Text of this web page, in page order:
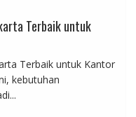
Terbaik untuk
Terbaik untuk Kantor
kebutuhan